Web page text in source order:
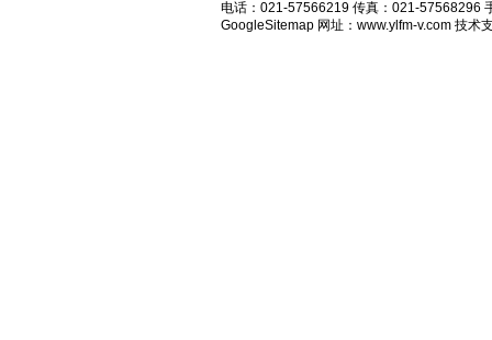
电话：021-57566219 传真：021-57568296
GoogleSitemap网址：www.ylfm-v.com 技术